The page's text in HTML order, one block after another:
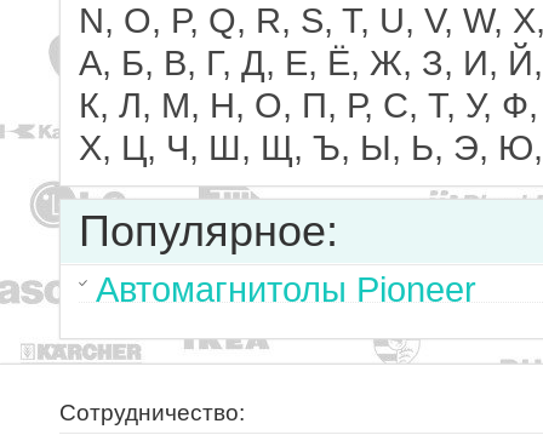
N, O, P, Q, R, S, T, U, V, W,
А, Б, В, Г, Д, Е, Ё, Ж, З, И, Й,
К, Л, М, Н, О, П, Р, С, Т, У, Ф,
Х, Ц, Ч, Ш, Щ, Ъ, Ы, Ь, Э,
Популярное:
Автомагнитолы Pioneer
Сотрудничество: